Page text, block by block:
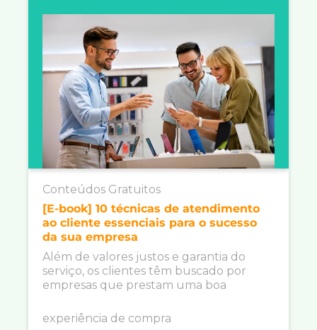
Conteúdos Gratuitos
[E-book] 10 técnicas de atendimento
ao cliente essenciais para o sucesso
da sua empresa
Além de valores justos e garantia do
serviço, os clientes têm buscado por
empresas que prestam uma boa
experiência de compra